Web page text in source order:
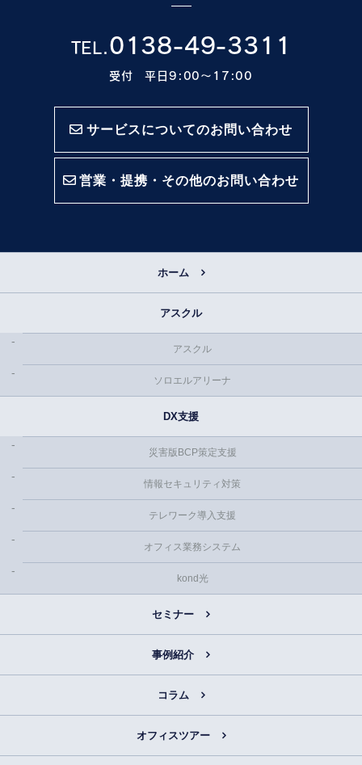
TEL.0138-49-3311
受付 平日9:00〜17:00
サービスについてのお問い合わせ
営業・提携・その他のお問い合わせ
ホーム
アスクル
アスクル
ソロエルアリーナ
DX支援
災害版BCP策定支援
情報セキュリティ対策
テレワーク導入支援
オフィス業務システム
kond光
セミナー
事例紹介
コラム
オフィスツアー